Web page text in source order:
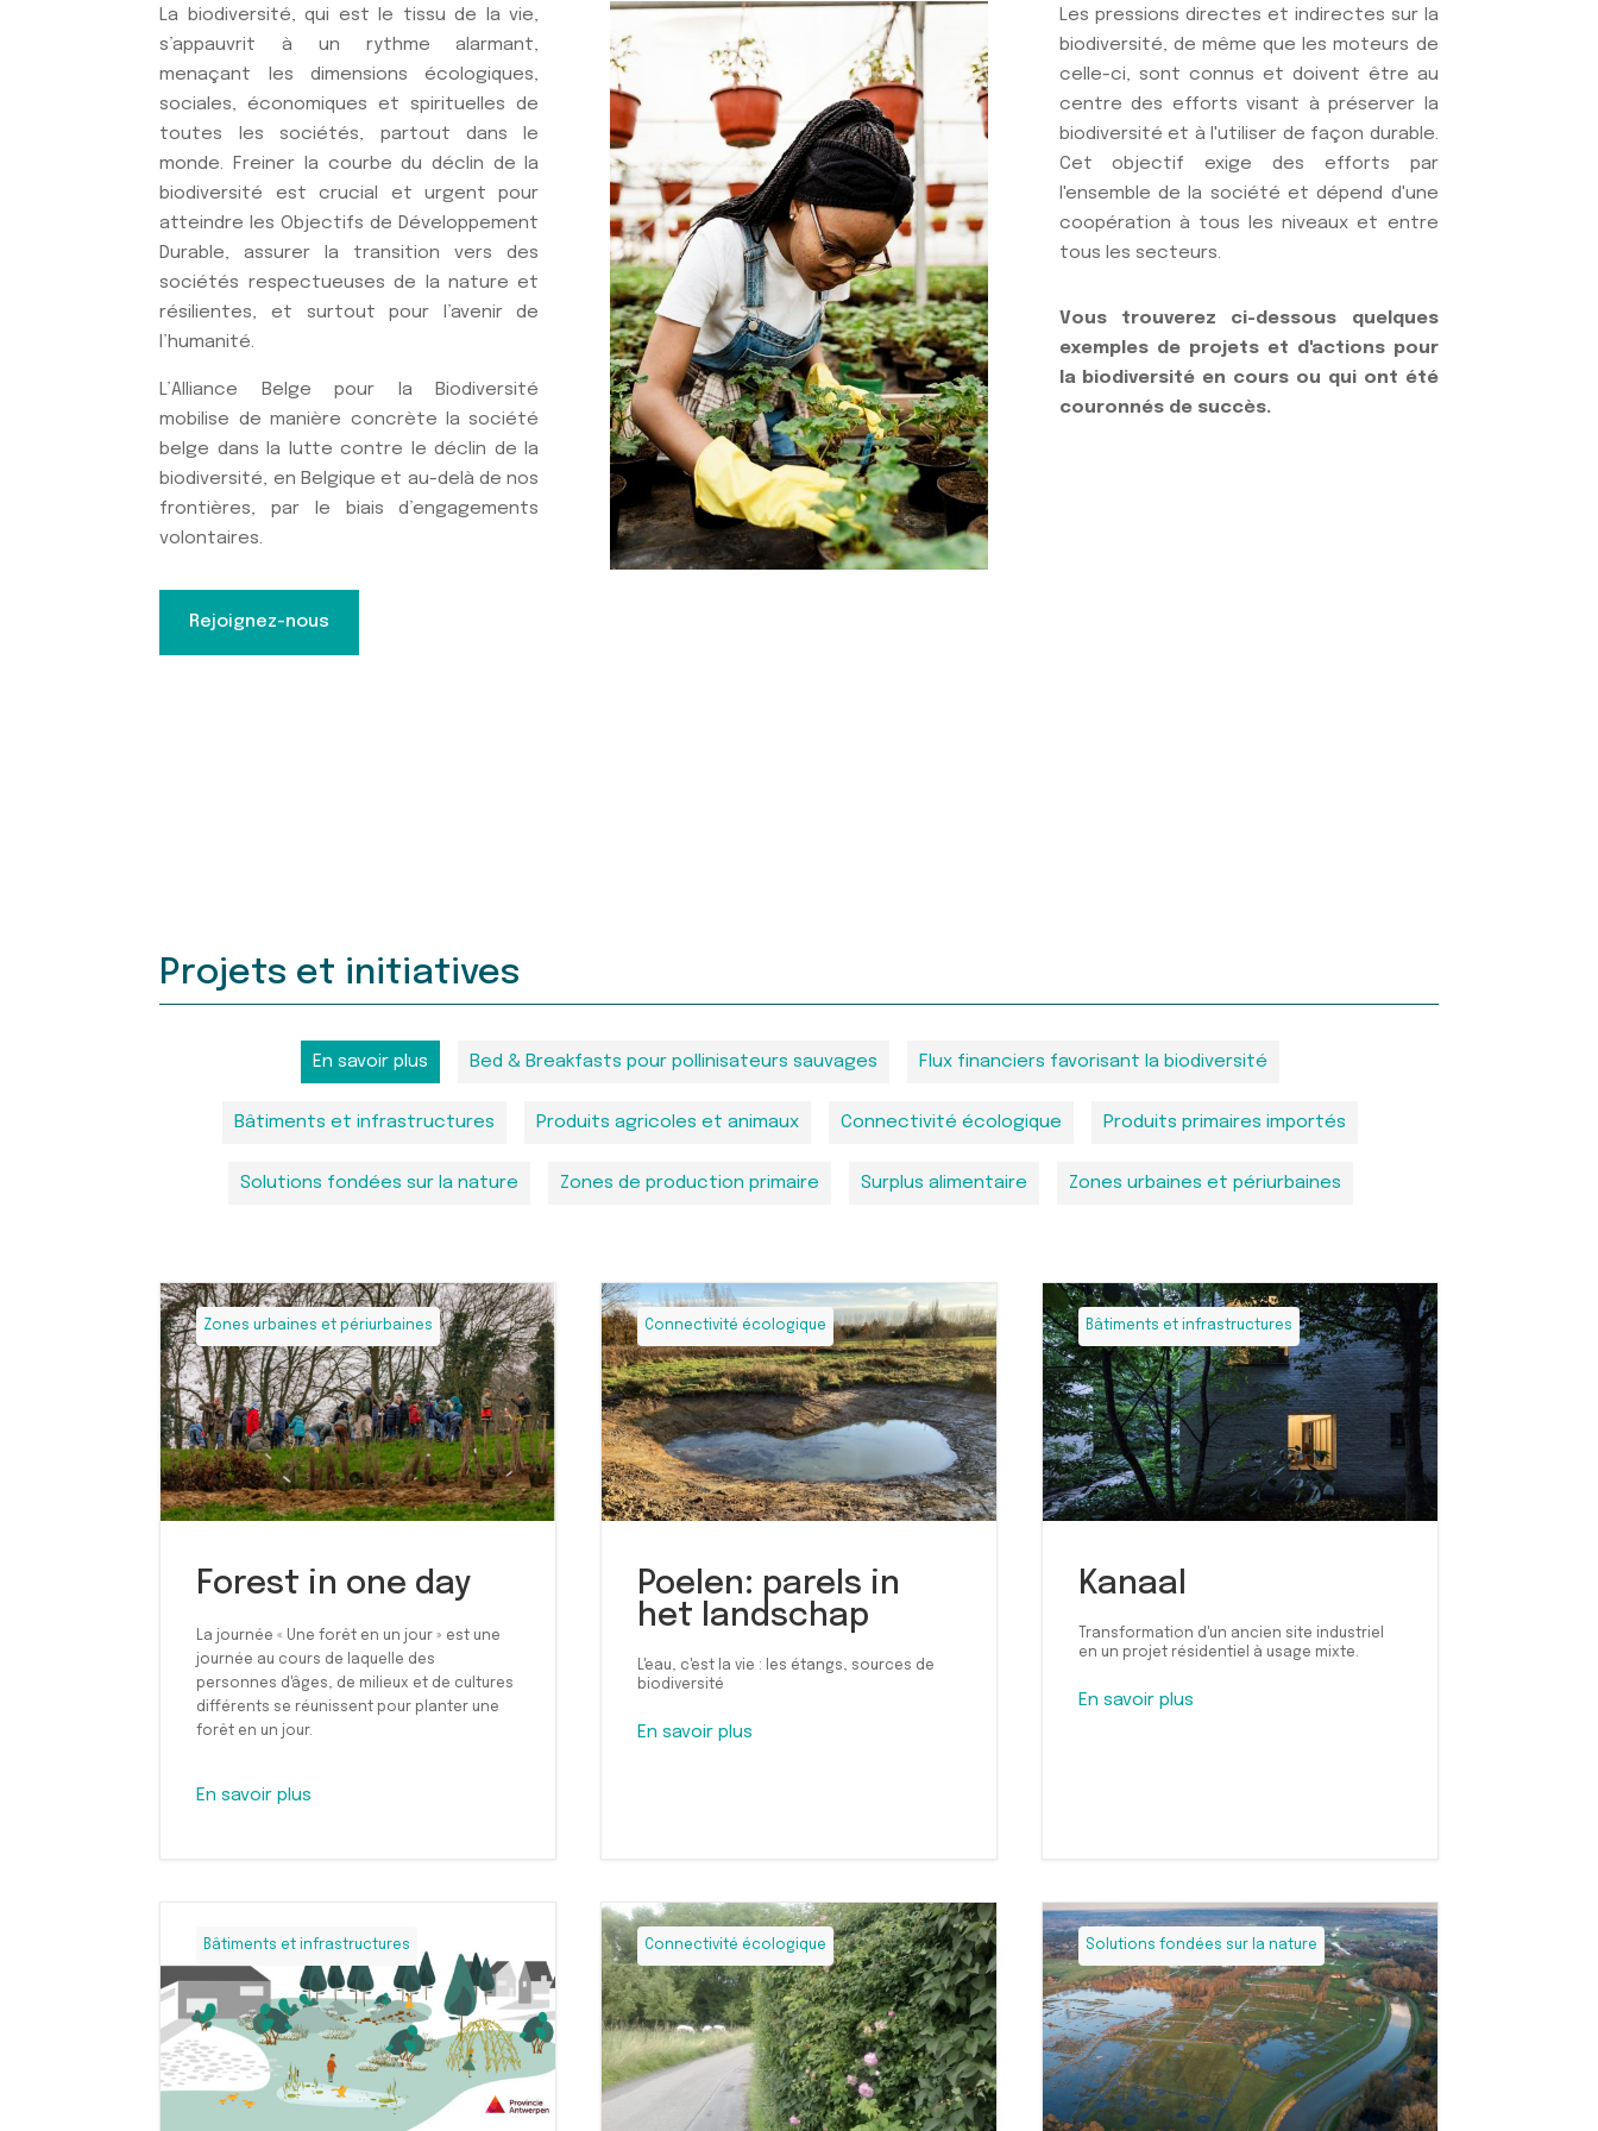
La biodiversité, qui est le tissu de la vie,
s’appauvrit à un rythme alarmant,
menaçant les dimensions écologiques,
sociales, économiques et spirituelles de
toutes les sociétés, partout dans le
monde. Freiner la courbe du déclin de la
biodiversité est crucial et urgent pour
atteindre les Objectifs de Développement
Durable, assurer la transition vers des
sociétés respectueuses de la nature et
résilientes, et surtout pour l’avenir de
l’humanité.
L’Alliance Belge pour la Biodiversité
mobilise de manière concrète la société
belge dans la lutte contre le déclin de la
biodiversité, en Belgique et au-delà de nos
frontières, par le biais d’engagements
volontaires.
Rejoignez-nous
Les pressions directes et indirectes sur la
biodiversité, de même que les moteurs de
celle-ci, sont connus et doivent être au
centre des efforts visant à préserver la
biodiversité et à l'utiliser de façon durable.
Cet objectif exige des efforts par
l'ensemble de la société et dépend d'une
coopération à tous les niveaux et entre
tous les secteurs.
Vous trouverez ci-dessous quelques
exemples de projets et d'actions pour
la biodiversité en cours ou qui ont été
couronnés de succès.
Projets et initiatives
En savoir plus Bed & Breakfasts pour pollinisateurs sauvages Flux financiers favorisant la biodiversité
Bâtiments et infrastructures Produits agricoles et animaux Connectivité écologique Produits primaires importés
Solutions fondées sur la nature Zones de production primaire Surplus alimentaire Zones urbaines et périurbaines
Zones urbaines et périurbaines
Forest in one day
La journée « Une forêt en un jour » est une
journée au cours de laquelle des
personnes d'âges, de milieux et de cultures
différents se réunissent pour planter une
forêt en un jour.
En savoir plus
Connectivité écologique
Poelen: parels in
het landschap
L'eau, c'est la vie : les étangs, sources de
biodiversité
En savoir plus
Bâtiments et infrastructures
Kanaal
Transformation d'un ancien site industriel
en un projet résidentiel à usage mixte.
En savoir plus
Bâtiments et infrastructures Connectivité écologique Solutions fondées sur la nature